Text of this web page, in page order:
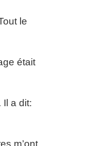
le
était
a dit:
m’ont